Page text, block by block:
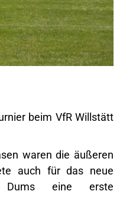
beim VfR Willstätt
waren die äußeren
auch für das neue
Dums eine erste